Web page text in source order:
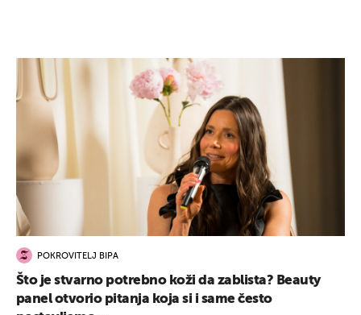
POKROVITELJ BIPA
Što je stvarno potrebno koži da zablista? Beauty
panel otvorio pitanja koja si i same često